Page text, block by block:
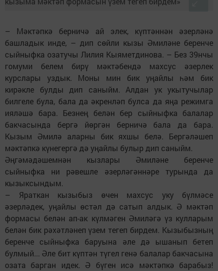
– Мәктәпкә берничә ай элек, күптәннән әзерләнә
башладык инде, – дип сөйли кызы Әмиләне беренче
сыйныфка озатучы Лилия Кыяметдинова. – Без 39нчы
гомуми белем бирү мәктәбендә махсус әзерлек
курслары уздык. Моны мин бик уңайлы һәм бик
кирәкле булды дип саныйм. Алдан ук укытучылар
билгеле була, бала да әкренләп булса да яңа режимга
ияләшә бара. Безнең белән бер сыйныфка балалар
бакчасында бергә йөргән берничә бала да бара.
Кызым Әмилә аларны бик яхшы белә. Бергәләшеп
мәктәпкә күнегергә дә уңайлы булыр дип саныйм.
Әңгәмәдәшемнән кызлары Әмиләне беренче
сыйныфка ни рәвешле әзерләгәннәре турында да
кызыксындым.
– Яраткан кызыбыз өчен махсус уку бүлмәсе
әзерләдек, уңайлы өстәл дә сатып алдык. Ә мәктәп
формасы белән ап-ак күлмәген Әмиләгә үз кулларым
белән бик рәхәтләнеп үзем тегеп бирдем. Кызыбызның
беренче сыйныфка баруына әле дә ышанып бетеп
булмый... Әле бит күптән түгел генә балалар бакчасына
озата барган идек. Ә бүген исә мәктәпкә барабыз!